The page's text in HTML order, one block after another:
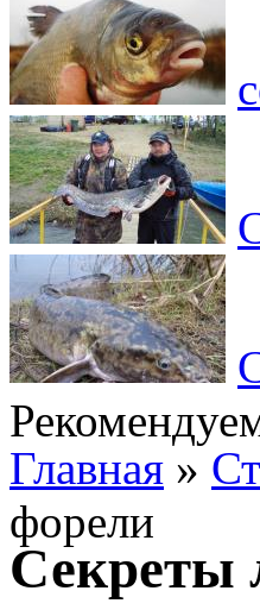
Главная »
форели
Секреты